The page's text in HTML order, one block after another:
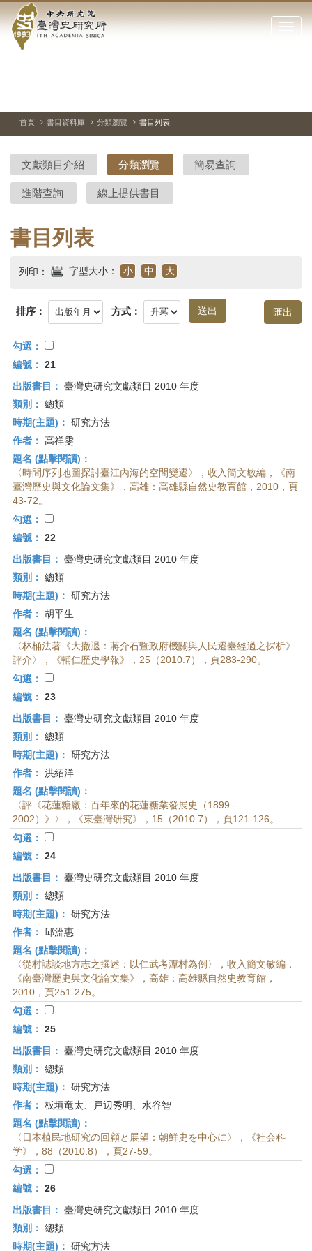
到中
央
院-
臺
灣
史
研
究
首
頁
點
閉
站
停、
圖
圖
結
首頁 書目資料庫 分類瀏覽 書目列表
文獻類目介紹 分類瀏覽 簡易查詢
進階查詢 線上提供書目
書目列表
列印： 字型大小： 小 中 大
排序： 方式：
勾選：
編號： 21
出版書目： 臺灣史研究文獻類目 2010 年度
類別： 總類
時期(主題)： 研究方法
作者： 高祥雯
題名 (點擊閱讀)：
〈時間序列地圖探討臺江內海的空間變遷〉，收入簡文敏編，《南
臺灣歷史與文化論文集》，高雄：高雄縣自然史教育館，2010，頁
43-72。
勾選：
編號： 22
出版書目： 臺灣史研究文獻類目 2010 年度
類別： 總類
時期(主題)： 研究方法
作者： 胡平生
題名 (點擊閱讀)：
〈林桶法著《大撤退：蔣介石暨政府機關與人民遷臺經過之探析》
評介〉，《輔仁歷史學報》，25（2010.7），頁283-290。
勾選：
編號： 23
出版書目： 臺灣史研究文獻類目 2010 年度
類別： 總類
時期(主題)： 研究方法
作者： 洪紹洋
題名 (點擊閱讀)：
〈評《花蓮糖廠：百年來的花蓮糖業發展史（1899 -
2002）》〉，《東臺灣研究》，15（2010.7），頁121-126。
勾選：
編號： 24
出版書目： 臺灣史研究文獻類目 2010 年度
類別： 總類
時期(主題)： 研究方法
作者：
邱淵惠
題名 (點擊閱讀)：
〈從村誌談地方志之撰述：以仁武考潭村為例〉，收入簡文敏編，
《南臺灣歷史與文化論文集》，高雄：高雄縣自然史教育館，
2010，頁251-275。
勾選：
編號： 25
出版書目： 臺灣史研究文獻類目 2010 年度
類別： 總類
時期(主題)： 研究方法
作者： 板垣竜太、戸辺秀明、水谷智
題名 (點擊閱讀)：
〈日本植民地研究の回顧と展望：朝鮮史を中心に〉，《社会科
学》，88（2010.8），頁27-59。
勾選：
編號： 26
出版書目： 臺灣史研究文獻類目 2010 年度
類別： 總類
時期(主題)： 研究方法